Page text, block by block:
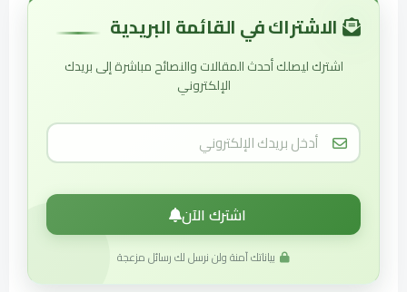
الاشتراك في القائمة البريدية
اشترك ليصلك أحدث المقالات والنصائح مباشرة إلى بريدك
الإلكتروني
اشترك الآن
بياناتك آمنة ولن نرسل لك رسائل مزعجة